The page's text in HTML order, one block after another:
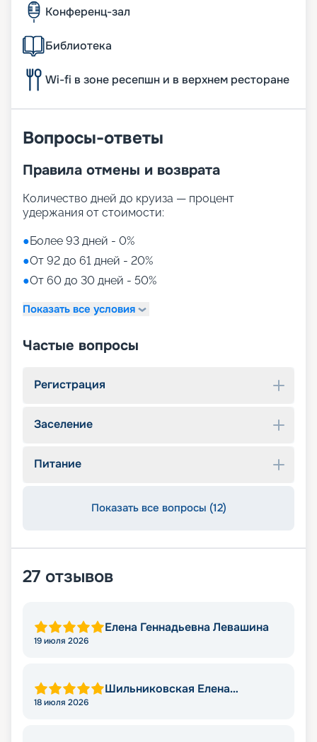
Конференц-зал
Библиотека
Wi-fi в зоне ресепшн и в верхнем ресторане
Вопросы-ответы
Правила отмены и возврата
Количество дней до круиза — процент
удержания от стоимости:
●Более 93 дней - 0%
●От 92 до 61 дней - 20%
●От 60 до 30 дней - 50%
Показать все условия
Частые вопросы
Регистрация
Заселение
Питание
Показать все вопросы (12)
27 отзывов
Елена Геннадьевна Левашина
19 июля 2026
Шильниковская Елена
18 июля 2026